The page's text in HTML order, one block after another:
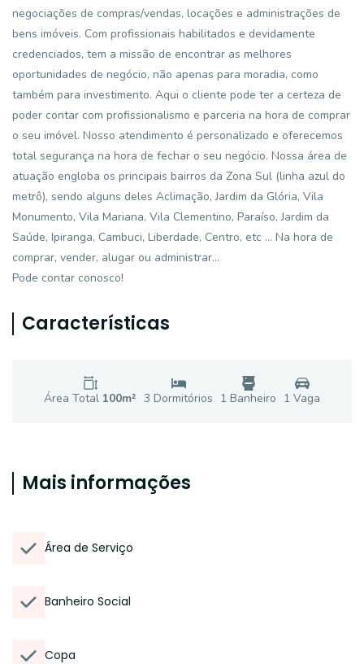
negociações de compras/vendas, locações e administrações de
bens imóveis. Com profissionais habilitados e devidamente
credenciados, tem a missão de encontrar as melhores
oportunidades de negócio, não apenas para moradia, como
também para investimento. Aqui o cliente pode ter a certeza de
poder contar com profissionalismo e parceria na hora de comprar
o seu imóvel. Nosso atendimento é personalizado e oferecemos
total segurança na hora de fechar o seu negócio. Nossa área de
atuação engloba os principais bairros da Zona Sul (linha azul do
metrô), sendo alguns deles Aclimação, Jardim da Glória, Vila
Monumento, Vila Mariana, Vila Clementino, Paraíso, Jardim da
Saúde, Ipiranga, Cambuci, Liberdade, Centro, etc ... Na hora de
comprar, vender, alugar ou administrar...
Pode contar conosco!
Características
Área Total 100m² 3 Dormitórios 1 Banheiro 1 Vaga
Mais informações
Área de Serviço
Banheiro Social
Copa